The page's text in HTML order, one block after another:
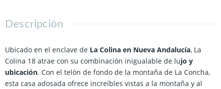
Descripción
Ubicado en el enclave de La Colina en Nueva Andalucía, La
Colina 18 atrae con su combinación inigualable de lujo y
ubicación. Con el telón de fondo de la montaña de La Concha,
esta casa adosada ofrece increíbles vistas a la montaña y al